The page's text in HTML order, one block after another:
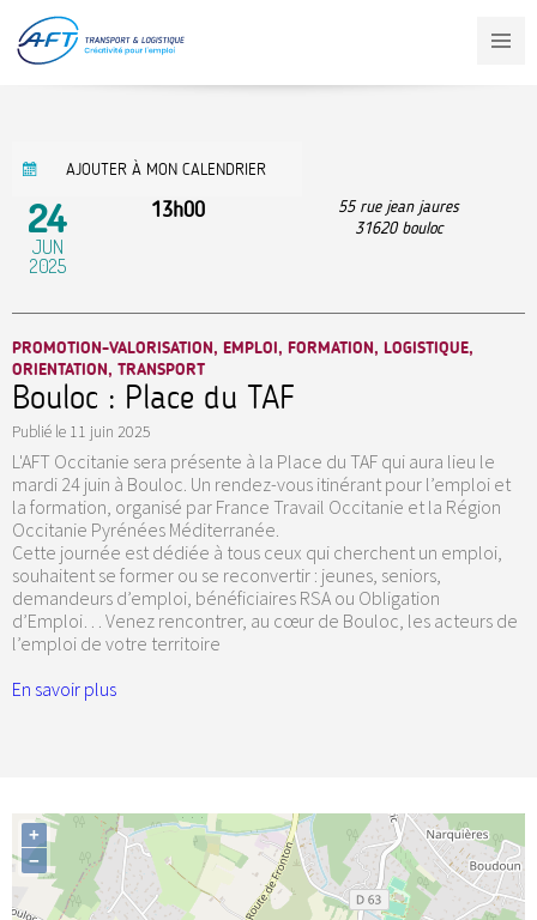
contenu
principal
AJOUTER À MON CALENDRIER
24
JUN
2025
13h00
55 rue jean jaures
31620 bouloc
PROMOTION-VALORISATION, EMPLOI, FORMATION, LOGISTIQUE,
ORIENTATION, TRANSPORT
Bouloc : Place du TAF
Publié le 11 juin 2025
L'AFT Occitanie sera présente à la Place du TAF qui aura lieu le
mardi 24 juin à Bouloc. Un rendez-vous itinérant pour l’emploi et
la formation, organisé par France Travail Occitanie et la Région
Occitanie Pyrénées Méditerranée.
Cette journée est dédiée à tous ceux qui cherchent un emploi,
souhaitent se former ou se reconvertir : jeunes, seniors,
demandeurs d’emploi, bénéficiaires RSA ou Obligation
d’Emploi… Venez rencontrer, au cœur de Bouloc, les acteurs de
l’emploi de votre territoire
En savoir plus
+
−